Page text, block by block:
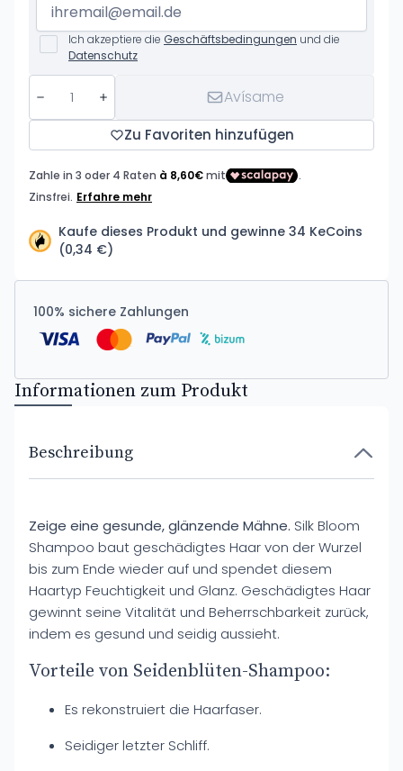
Ich akzeptiere die Geschäftsbedingungen und die
Datenschutz
Avísame
Zu Favoriten hinzufügen
Kaufe dieses Produkt und gewinne 34 KeCoins
(0,34 €)
100% sichere Zahlungen
Informationen zum Produkt
Beschreibung
Zeige eine gesunde, glänzende Mähne. Silk Bloom
Shampoo baut geschädigtes Haar von der Wurzel
bis zum Ende wieder auf und spendet diesem
Haartyp Feuchtigkeit und Glanz. Geschädigtes Haar
gewinnt seine Vitalität und Beherrschbarkeit zurück,
indem es gesund und seidig aussieht.
Vorteile von Seidenblüten-Shampoo:
Es rekonstruiert die Haarfaser.
Seidiger letzter Schliff.